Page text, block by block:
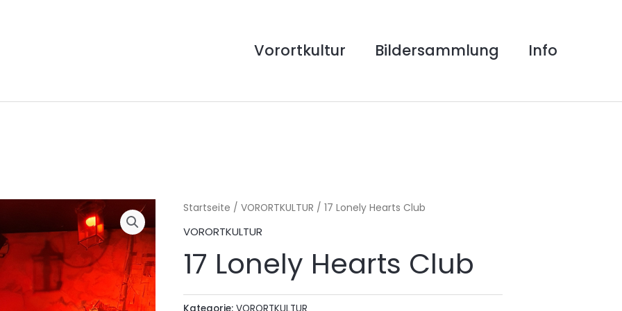
Vorortkultur Bildersammlung Info
Startseite / VORORTKULTUR / 17 Lonely Hearts Club
VORORTKULTUR
17 Lonely Hearts Club
Kategorie: VORORTKULTUR